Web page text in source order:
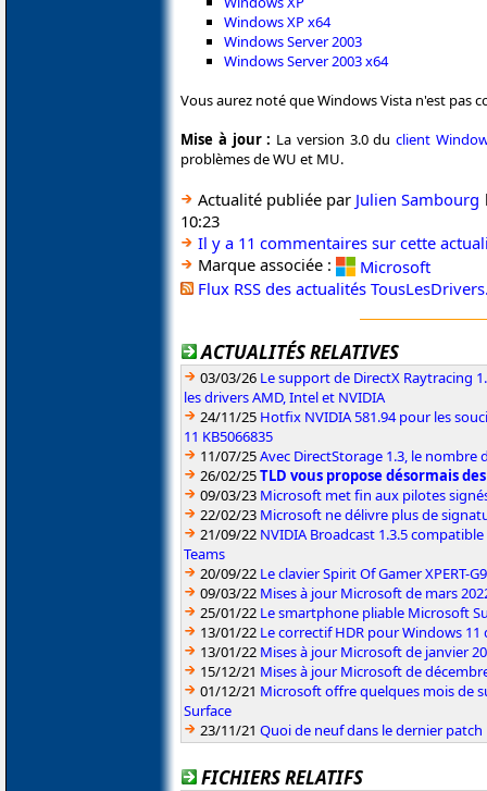
Windows XP x64
Windows Server 2003
Windows Server 2003 x64
Vous aurez noté que Windows Vista n'est pas
Mise à jour : La version 3.0 duclient
problèmes de WU et MU.
Actualité publiée par Julien Sambourg
10:23
Il y a 11 commentaires sur cette
Marque associée :
Microsoft
Flux RSS des actualités
ACTUALITÉS RELATIVES
03/03/26 Le support de DirectX Raytracing
les drivers AMD, Intel et NVIDIA
24/11/25 Hotfix NVIDIA 581.94 pour les
11 KB5066835
11/07/25Avec DirectStorage 1.3, le nombre
26/02/25TLD vous propose désormais
09/03/23 Microsoft met fin aux pilotes
22/02/23 Microsoft ne délivre plus de
21/09/22 NVIDIA Broadcast 1.3.5
Teams
20/09/22 Le clavier Spirit Of Gamer XPERT-
09/03/22 Mises à jour Microsoft de mars
25/01/22 Le smartphone pliable Microsoft
13/01/22 Le correctif HDR pour Windows
13/01/22 Mises à jour Microsoft de janvier
15/12/21 Mises à jour Microsoft de
01/12/21 Microsoft offre quelques mois de
Surface
23/11/21 Quoi de neuf dans le dernier
FICHIERS RELATIFS